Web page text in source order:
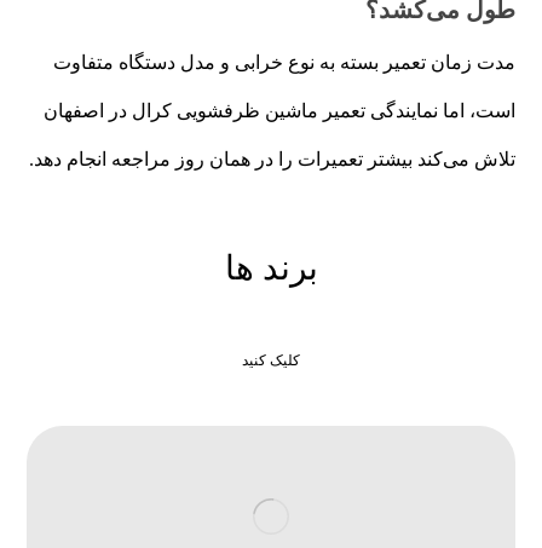
طول می‌کشد؟
مدت زمان تعمیر بسته به نوع خرابی و مدل دستگاه متفاوت
است، اما نمایندگی تعمیر ماشین ظرفشویی کرال در اصفهان
تلاش می‌کند بیشتر تعمیرات را در همان روز مراجعه انجام دهد.
برند ها
کلیک کنید